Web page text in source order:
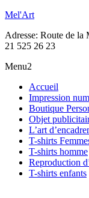
Mel'Art
Adresse: Route de
21 525 26 23
Menu2
Accueil
Impression
Boutique
Objet
L’art
T-shirts
T-shirts homme
Reproduction
T-shirts enfants